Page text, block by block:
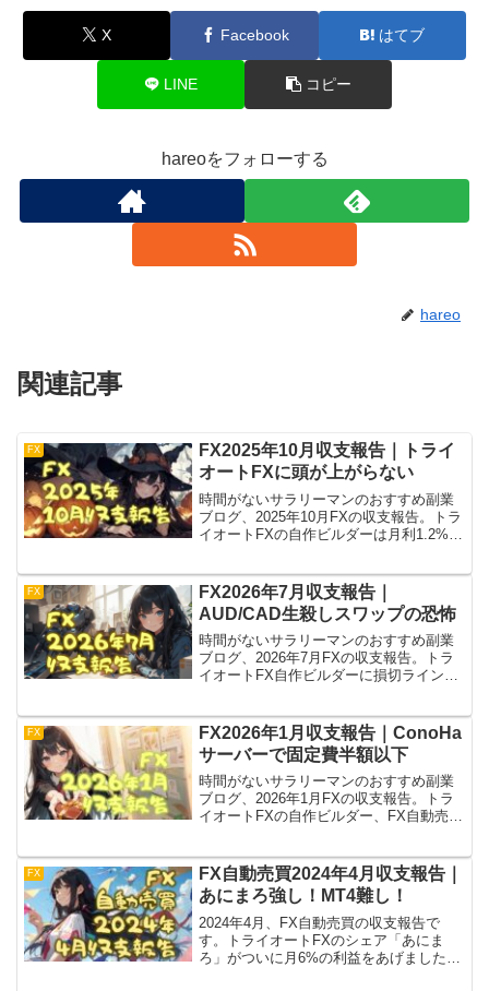
X Facebook はてブ
LINE コピー
hareoをフォローする
hareo
関連記事
FX
FX2025年10月収支報告｜トライ
オートFXに頭が上がらない
時間がないサラリーマンのおすすめ副業
ブログ、2025年10月FXの収支報告。トラ
イオートFXの自作ビルダーは月利1.2%。
の裁量決済で大敗です。
FX
FX2026年7月収支報告｜
AUD/CAD生殺しスワップの恐怖
時間がないサラリーマンのおすすめ副業
ブログ、2026年7月FXの収支報告。トラ
イオートFX自作ビルダーに損切ラインを
AUD/NZDは損切りを実行。
FX
FX2026年1月収支報告｜ConoHa
サーバーで固定費半額以下
時間がないサラリーマンのおすすめ副業
ブログ、2026年1月FXの収支報告。トラ
イオートFXの自作ビルダー、FX自動売買
削減。すでに半月動かして利益を出して
います！
FX
FX自動売買2024年4月収支報告｜
あにまろ強し！MT4難し！
2024年4月、FX自動売買の収支報告で
す。トライオートFXのシェア「あにま
ろ」がついに月6%の利益をあげました、